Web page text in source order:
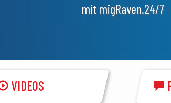
mit migRaven.24/7
VIDEOS